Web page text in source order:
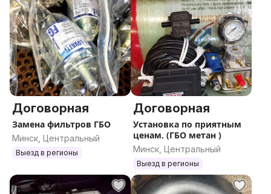
Договорная
Замена фильтров ГБО
Минск, Центральный
Выезд в регионы
Договорная
Установка по приятным
ценам. (ГБО метан )
Минск, Центральный
Выезд в регионы